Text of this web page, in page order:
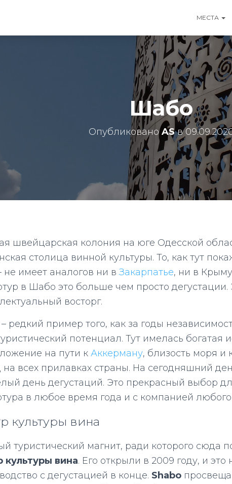
МЕСТА
Шабо
ОпубликованоASв
швейцарская колония на юге Одесской
столица винной культуры. То, как тут
не имеет аналогов ни в Закарпатье, ни в
в Шабо это больше чем просто
восторг.
– редкий пример того, как за годы
потенциал. Тут имелась богатая
на пути к Аккерману, близость моря и
на всех прилавках страны. На сегодняшний
день дегустаций. Это прекрасный выбор
в любое время года и с компанией любого
культуры вина
туристический магнит, ради которого сюда
культуры вина. Его открыли в 2009 году, и это
с дегустацией в конце. Shabo